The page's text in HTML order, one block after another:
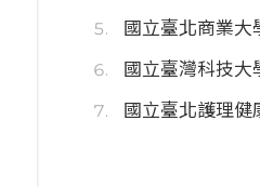
國立臺北商業大
國立臺灣科技大
國立臺北護理健